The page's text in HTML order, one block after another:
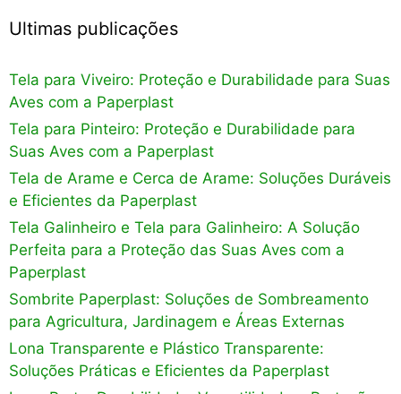
Ultimas publicações
Tela para Viveiro: Proteção e Durabilidade para Suas
Aves com a Paperplast
Tela para Pinteiro: Proteção e Durabilidade para
Suas Aves com a Paperplast
Tela de Arame e Cerca de Arame: Soluções Duráveis
e Eficientes da Paperplast
Tela Galinheiro e Tela para Galinheiro: A Solução
Perfeita para a Proteção das Suas Aves com a
Paperplast
Sombrite Paperplast: Soluções de Sombreamento
para Agricultura, Jardinagem e Áreas Externas
Lona Transparente e Plástico Transparente:
Soluções Práticas e Eficientes da Paperplast